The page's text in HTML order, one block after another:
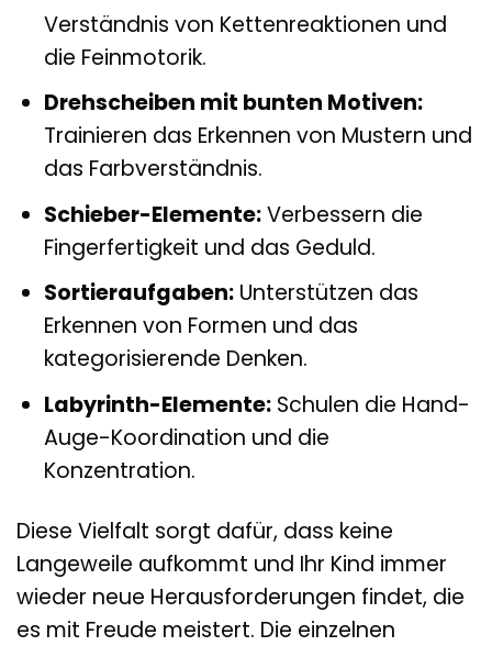
Verständnis von Kettenreaktionen und
die Feinmotorik.
Drehscheiben mit bunten Motiven:
Trainieren das Erkennen von Mustern und
das Farbverständnis.
Schieber-Elemente:Verbessern die
Fingerfertigkeit und das Geduld.
Sortieraufgaben:Unterstützen das
Erkennen von Formen und das
kategorisierende Denken.
Labyrinth-Elemente:Schulen die Hand-
Auge-Koordination und die
Konzentration.
Diese Vielfalt sorgt dafür, dass keine
Langeweile aufkommt und Ihr Kind immer
wieder neue Herausforderungen findet, die
es mit Freude meistert. Die einzelnen